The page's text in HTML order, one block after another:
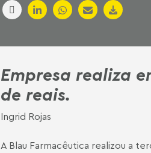
Empresa realiza
de reais.
Ingrid Rojas
A Blau Farmacêutica realizou a